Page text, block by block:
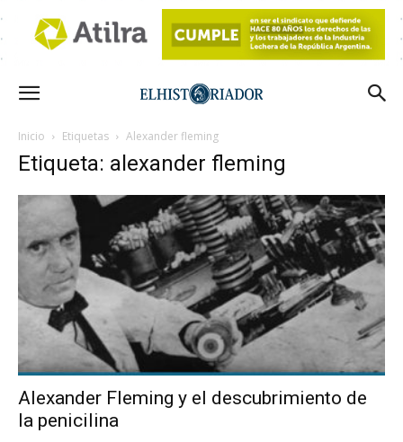
Inicio Etiquetas Alexander fleming
Etiqueta: alexander fleming
Alexander Fleming y el descubrimiento de
la penicilina